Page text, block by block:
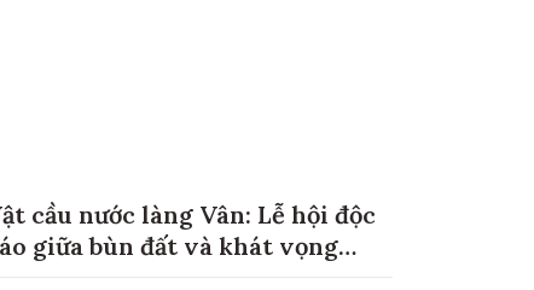
cầu nước làng Vân: Lễ hội độc
giữa bùn đất và khát vọng